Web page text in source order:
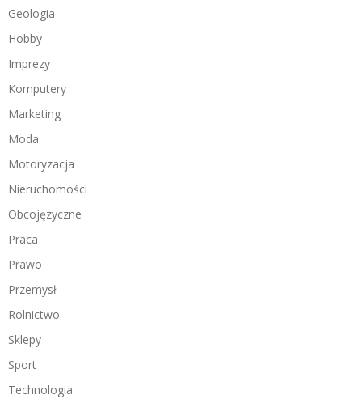
Geologia
Hobby
Imprezy
Komputery
Marketing
Moda
Motoryzacja
Nieruchomości
Obcojęzyczne
Praca
Prawo
Przemysł
Rolnictwo
Sklepy
Sport
Technologia